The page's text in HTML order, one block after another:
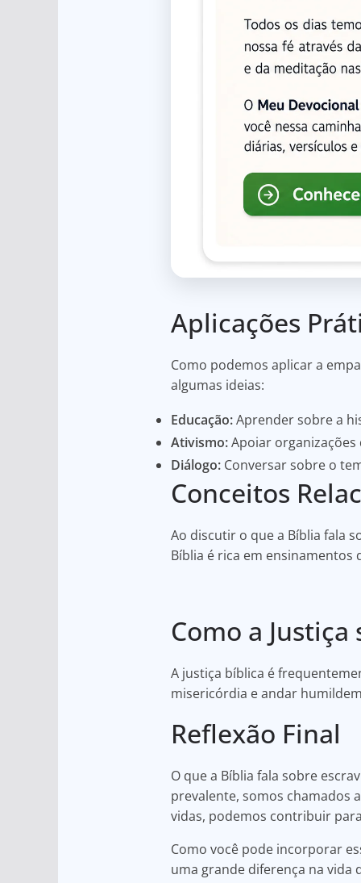
Aplicações
Como podemos aplicar a
algumas ideias:
Educação:Aprender sobre a
Ativismo:Apoiar
Diálogo: Conversar sobre o
Conceitos
Ao discutir o que a Bíblia fala
Bíblia é rica em
Como a
A justiça bíblica é
misericórdia e andar
Reflexão Final
O que a Bíblia fala sobre
prevalente, somos chamados
vidas, podemos contribuir
Como você pode incorporar
uma grande diferença na vida